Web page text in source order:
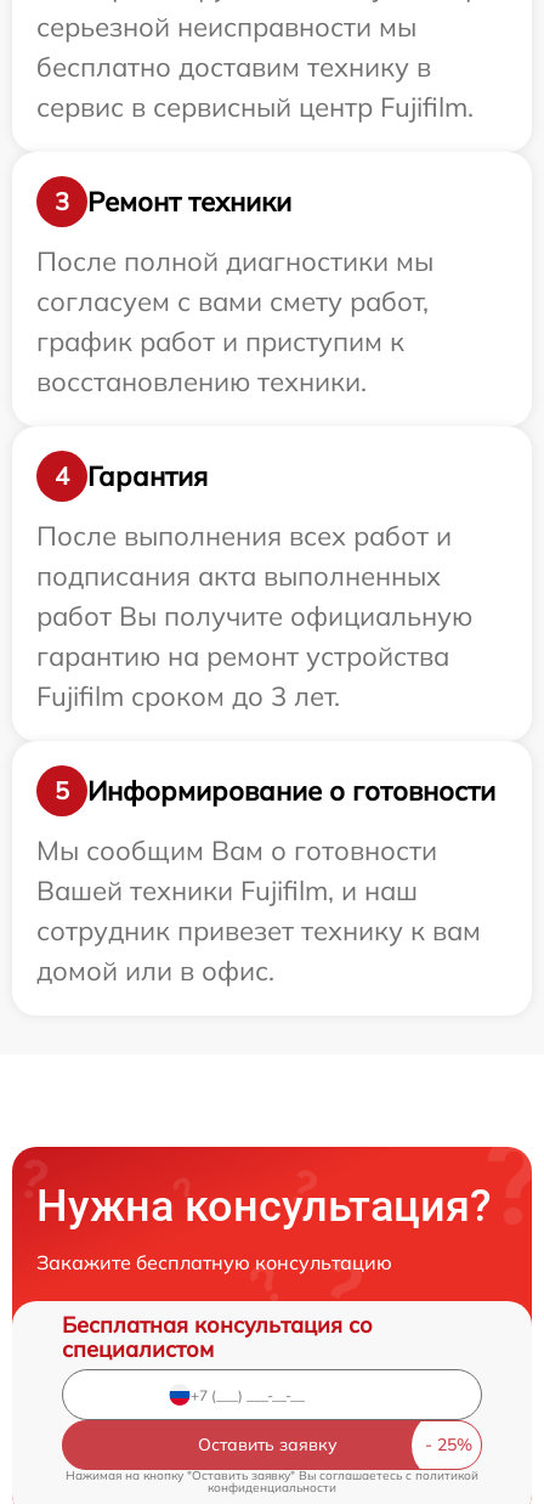
серьезной неисправности мы
бесплатно доставим технику в
сервис в сервисный центр Fujifilm.
3
Ремонт техники
После полной диагностики мы
согласуем с вами смету работ,
график работ и приступим к
восстановлению техники.
4
Гарантия
После выполнения всех работ и
подписания акта выполненных
работ Вы получите официальную
гарантию на ремонт устройства
Fujifilm сроком до 3 лет.
5
Информирование о готовности
Мы сообщим Вам о готовности
Вашей техники Fujifilm, и наш
сотрудник привезет технику к вам
домой или в офис.
Нужна консультация?
Закажите бесплатную консультацию
Бесплатная консультация со
специалистом
Оставить заявку
Нажимая на кнопку "Оставить заявку" Вы соглашаетесь c политикой
конфиденциальности